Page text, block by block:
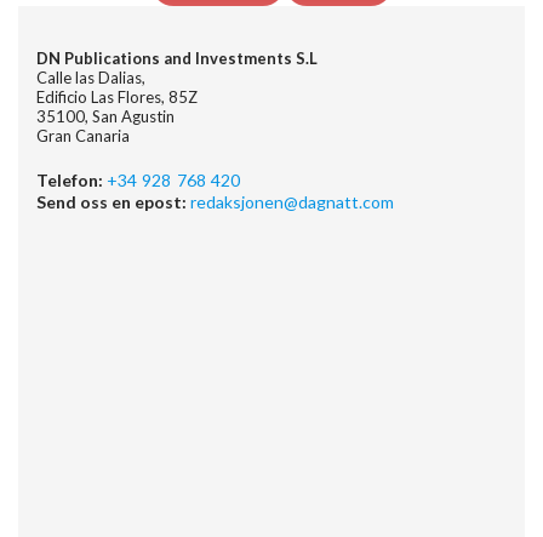
DN Publications and Investments S.L
Calle las Dalias,
Edificio Las Flores, 85Z
35100, San Agustin
Gran Canaria
Telefon: +34 928 768 420
Send oss en epost: redaksjonen@dagnatt.com